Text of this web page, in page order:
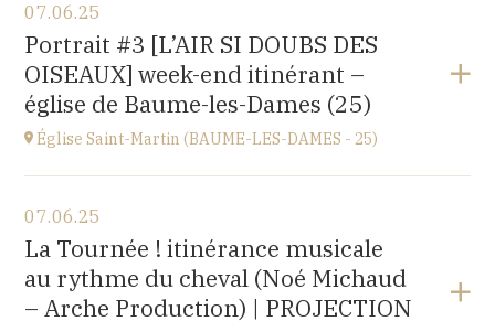
église Saint-Léger,
rue du Château, 25680 Cubry
at20H00
07.06.25
Portrait #3 [L’AIR SI DOUBS DES
OISEAUX] week-end itinérant –
église de Baume-les-Dames (25)
Église Saint-Martin (BAUME-LES-DAMES - 25)
église Saint-Martin,
place St Martin, 25110 Baume-les-Dames
at17H00
07.06.25
La Tournée ! itinérance musicale
au rythme du cheval (Noé Michaud
– Arche Production) | PROJECTION